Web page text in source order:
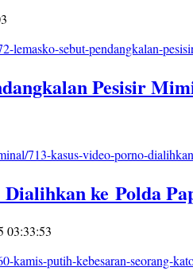
Pesisir
ke Polda
03:33:53